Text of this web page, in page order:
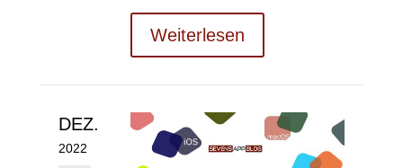
Weiterlesen
DEZ.
2022